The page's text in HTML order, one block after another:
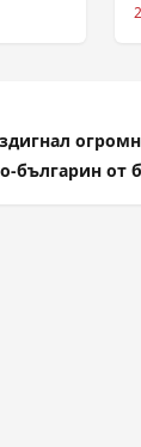
българин от